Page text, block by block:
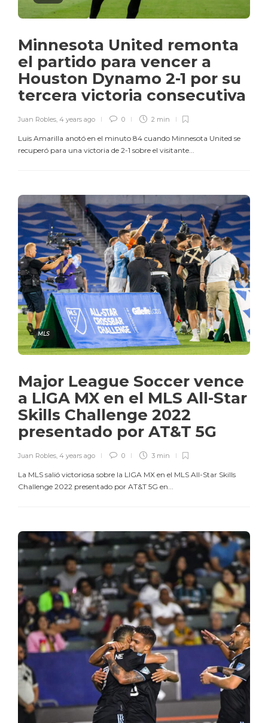
Minnesota United remonta
el partido para vencer a
Houston Dynamo 2-1 por su
tercera victoria consecutiva
Juan Robles 4 years ago 0 2 min
Luis Amarilla anotó en el minuto 84 cuando Minnesota United se
recuperó para una victoria de 2-1 sobre el visitante...
MLS
Major League Soccer vence
a LIGA MX en el MLS All-Star
Skills Challenge 2022
presentado por AT&T 5G
Juan Robles 4 years ago 0 3 min
La MLS salió victoriosa sobre la LIGA MX en el MLS All-Star Skills
Challenge 2022 presentado por AT&T 5G en...